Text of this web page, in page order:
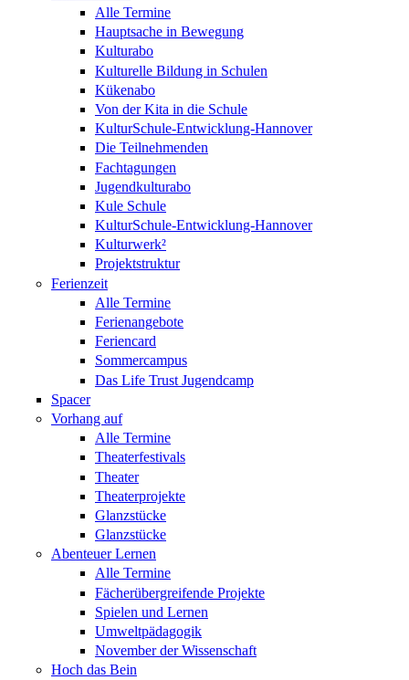
Alle Termine
Hauptsache in Bewegung
Kulturabo
Kulturelle Bildung in Schulen
Kükenabo
Von der Kita in die Schule
KulturSchule-Entwicklung-Hannover
Die Teilnehmenden
Fachtagungen
Jugendkulturabo
Kule Schule
KulturSchule-Entwicklung-Hannover
Kulturwerk²
Projektstruktur
Ferienzeit
Alle Termine
Ferienangebote
Feriencard
Sommercampus
Das Life Trust Jugendcamp
Spacer
Vorhang auf
Alle Termine
Theaterfestivals
Theater
Theaterprojekte
Glanzstücke
Glanzstücke
Abenteuer Lernen
Alle Termine
Fächerübergreifende Projekte
Spielen und Lernen
Umweltpädagogik
November der Wissenschaft
Hoch das Bein